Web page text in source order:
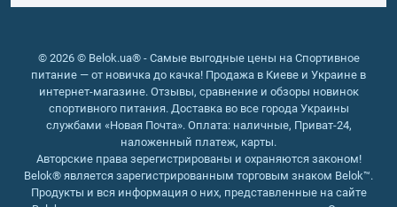
© 2026 © Belok.ua® - Самые выгодные цены на Спортивное
питание — от новичка до качка! Продажа в Киеве и Украине в
интернет-магазине. Отзывы, сравнение и обзоры новинок
спортивного питания. Доставка во все города Украины
службами «Новая Почта». Оплата: наличные, Приват-24,
наложенный платеж, карты.
Авторские права зерегистрированы и охраняются законом!
Belok® является зарегистрированным торговым знаком Belok™.
Продукты и вся информация о них, представленные на сайте